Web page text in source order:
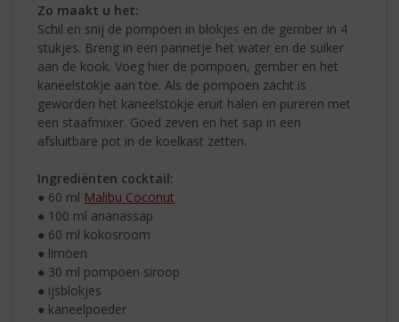
Zo maakt u het:
Schil en snij de pompoen in blokjes en de gember in 4
stukjes. Breng in een pannetje het water en de suiker
aan de kook. Voeg hier de pompoen, gember en het
kaneelstokje aan toe. Als de pompoen zacht is
geworden het kaneelstokje eruit halen en pureren met
een staafmixer. Goed zeven en het sap in een
afsluitbare pot in de koelkast zetten.
Ingrediënten cocktail:
● 60 ml Malibu Coconut
● 100 ml ananassap
● 60 ml kokosroom
● limoen
● 30 ml pompoen siroop
● ijsblokjes
● kaneelpoeder